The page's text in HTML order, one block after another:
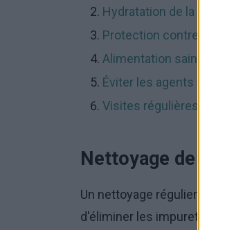
Hydratation de la peau
Protection contre le soleil
Alimentation saine
Éviter les agents nocifs
Visites régulières chez
Nettoyage de la
Un nettoyage régulier et en
d'éliminer les impuretés,